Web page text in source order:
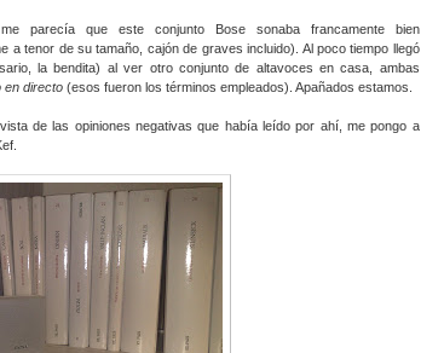
parecía que este conjunto Bose sonaba francamente bien
a tenor de su tamaño, cajón de graves incluido). Al poco tiempo llegó
la bendita) al ver otro conjunto de altavoces en casa, ambas
en directo(esos fueron los términos empleados). Apañados estamos.
de las opiniones negativas que había leído por ahí, me pongo a